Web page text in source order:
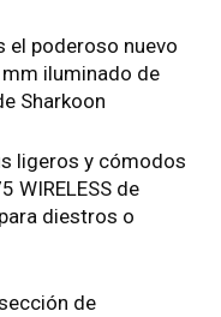
el poderoso nuevo
iluminado de
Sharkoon
ligeros y cómodos
WIRELESS de
diestros o
de